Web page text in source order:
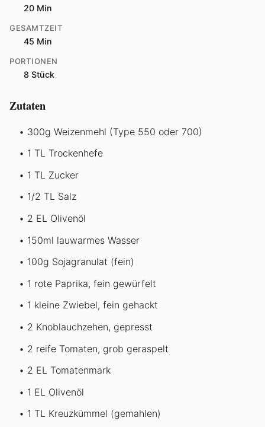
20 Min
GESAMTZEIT
45 Min
PORTIONEN
8 Stück
Zutaten
300g Weizenmehl (Type 550 oder 700)
1 TL Trockenhefe
1 TL Zucker
1/2 TL Salz
2 EL Olivenöl
150ml lauwarmes Wasser
100g Sojagranulat (fein)
1 rote Paprika, fein gewürfelt
1 kleine Zwiebel, fein gehackt
2 Knoblauchzehen, gepresst
2 reife Tomaten, grob geraspelt
2 EL Tomatenmark
1 EL Olivenöl
1 TL Kreuzkümmel (gemahlen)